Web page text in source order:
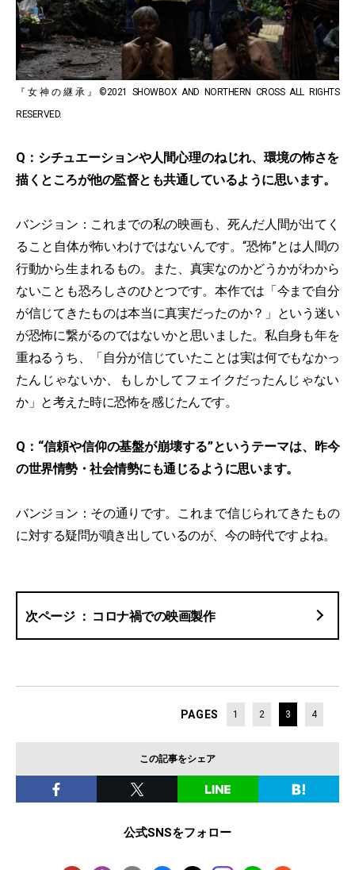
『女神の継承』©2021 SHOWBOX AND NORTHERN CROSS ALL RIGHTS
RESERVED.
Q：シチュエーションや人間心理のねじれ、環境の怖さを
描くところが他の監督とも共通しているように思います。
バンジョン：これまでの私の映画も、死んだ人間が出てく
ること自体が怖いわけではないんです。“恐怖”とは人間の
行動から生まれるもの。また、真実なのかどうかがわから
ないことも恐ろしさのひとつです。本作では「今まで自分
が信じてきたものは本当に真実だったのか？」という迷い
が恐怖に繋がるのではないかと思いました。私自身も年を
重ねるうち、「自分が信じていたことは実は何でもなかっ
たんじゃないか、もしかしてフェイクだったんじゃない
か」と考えた時に恐怖を感じたんです。
Q：“信頼や信仰の基盤が崩壊する”というテーマは、昨今
の世界情勢・社会情勢にも通じるように思います。
バンジョン：その通りです。これまで信じられてきたもの
に対する疑問が噴き出しているのが、今の時代ですよね。
コロナ禍での映画製作
PAGES 1 2 3 4
この記事をシェア
公式SNSをフォロー